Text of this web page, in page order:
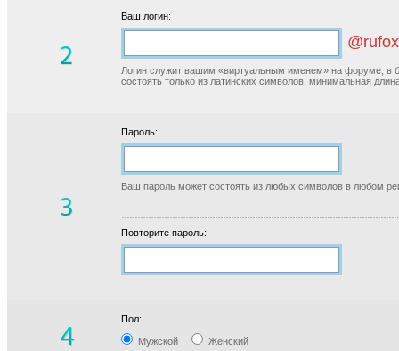
Ваш логин:
Логин служит вашим «виртуальным именем» на форуме, в
состоять только из латинских символов, минимальная
Пароль:
Ваш пароль может состоять из любых символов в любом
Повторите пароль:
Пол:
Мужской Женский